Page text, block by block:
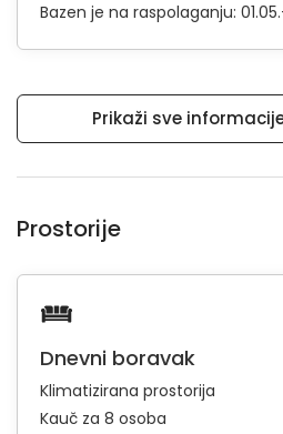
Bazen je na raspolaganju:
Prikaži sve
Prostorije
Dnevni boravak
Klimatizirana prostorija
Kauč za 8 osoba